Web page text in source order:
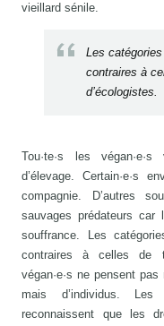
vieillard sénile.
Les
contraires à
d’écologistes.
Tou·te·s les
d’élevage. Certain·e·s
compagnie. D’autres
sauvages prédateurs
souffrance. Les
contraires à celles de
végan·e·s ne pensent
mais d’individus. Les
reconnaissent que les